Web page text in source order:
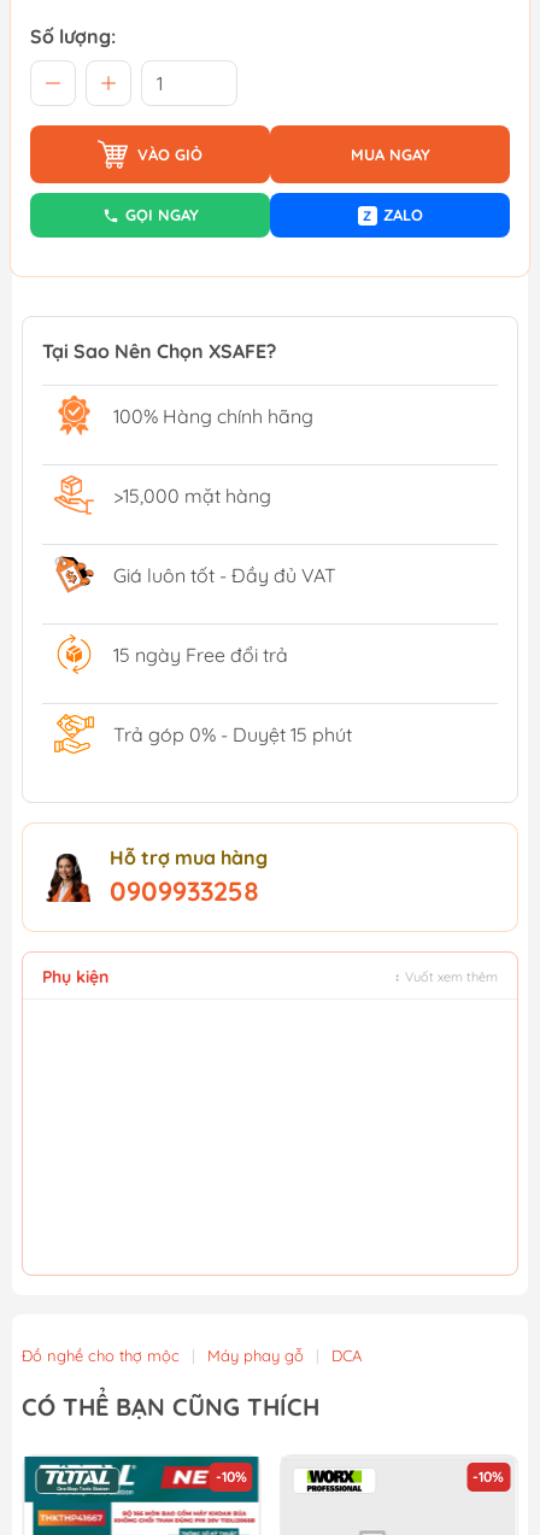
Số lượng:
VÀO GIỎ MUA NGAY
GỌI NGAY Z ZALO
Tại Sao Nên Chọn XSAFE?
100% Hàng chính hãng
>15,000 mặt hàng
Giá luôn tốt - Đầy đủ VAT
15 ngày Free đổi trả
Trả góp 0% - Duyệt 15 phút
Hỗ trợ mua hàng
0909933258
Phụ kiện ↕ Vuốt xem thêm
Đồ nghề cho thợ mộc | Máy phay gỗ | DCA
CÓ THỂ BẠN CŨNG THÍCH
-10% -10%